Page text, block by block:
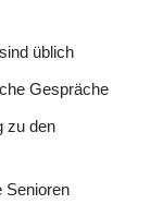
üblich
Gespräche
zu den
Senioren